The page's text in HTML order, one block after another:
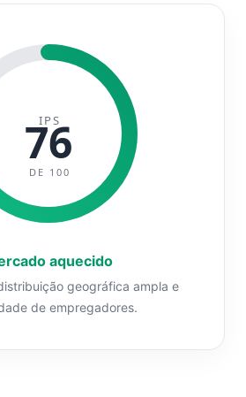
IPS
76
DE 100
aquecido
geográfica ampla e
de empregadores.